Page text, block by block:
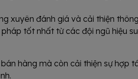
xuyên đánh giá và cải thiện
tốt nhất từ các đội ngũ hiệu
hàng mà còn cải thiện sự hợp